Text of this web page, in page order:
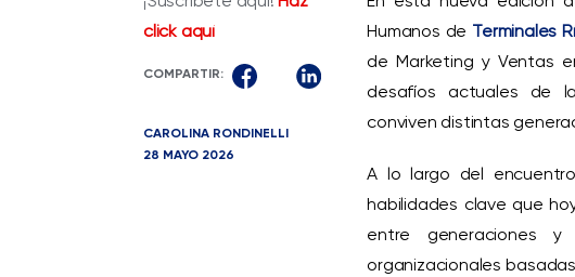
click aquí
COMPARTIR:
CAROLINA RONDINELLI
28 MAYO 2026
Humanos de Terminales
de Marketing y Ventas
desafíos actuales de
conviven distintas
A lo largo del
habilidades clave que
entre generaciones
organizacionales